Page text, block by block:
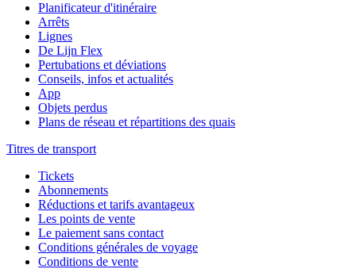
Planificateur d'itinéraire
Arrêts
Lignes
De Lijn Flex
Pertubations et déviations
Conseils, infos et actualités
App
Objets perdus
Plans de réseau et répartitions des quais
Titres de transport
Tickets
Abonnements
Réductions et tarifs avantageux
Les points de vente
Le paiement sans contact
Conditions générales de voyage
Conditions de vente